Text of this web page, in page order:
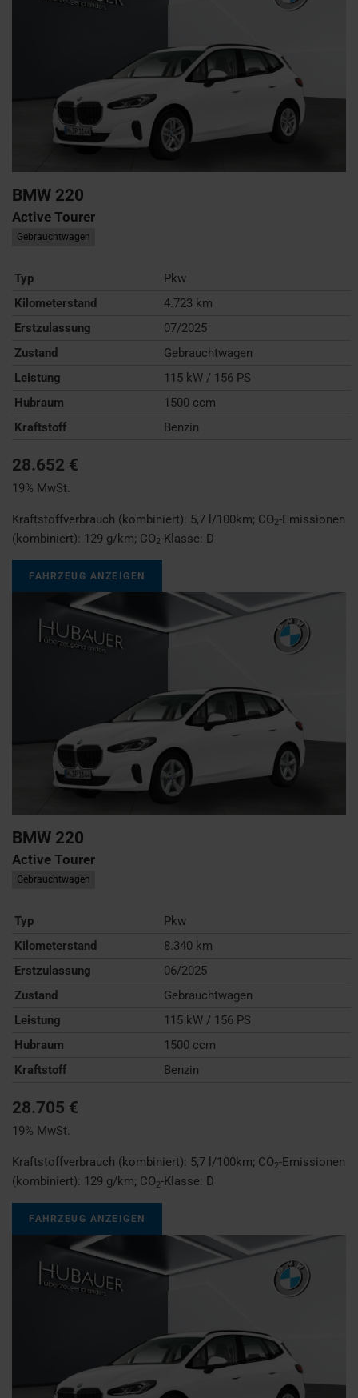
BMW 220
Active Tourer
Gebrauchtwagen
Typ
Pkw
Kilometerstand
4.723 km
Erstzulassung
07/2025
Zustand
Gebrauchtwagen
Leistung
115 kW / 156 PS
Hubraum
1500 ccm
Kraftstoff
Benzin
28.652 €
19% MwSt.
Kraftstoffverbrauch (kombiniert): 5,7 l/100km; CO2-Emissionen
(kombiniert): 129 g/km; CO2-Klasse: D
FAHRZEUG ANZEIGEN
BMW 220
Active Tourer
Gebrauchtwagen
Typ
Pkw
Kilometerstand
8.340 km
Erstzulassung
06/2025
Zustand
Gebrauchtwagen
Leistung
115 kW / 156 PS
Hubraum
1500 ccm
Kraftstoff
Benzin
28.705 €
19% MwSt.
Kraftstoffverbrauch (kombiniert): 5,7 l/100km; CO2-Emissionen
(kombiniert): 129 g/km; CO2-Klasse: D
FAHRZEUG ANZEIGEN